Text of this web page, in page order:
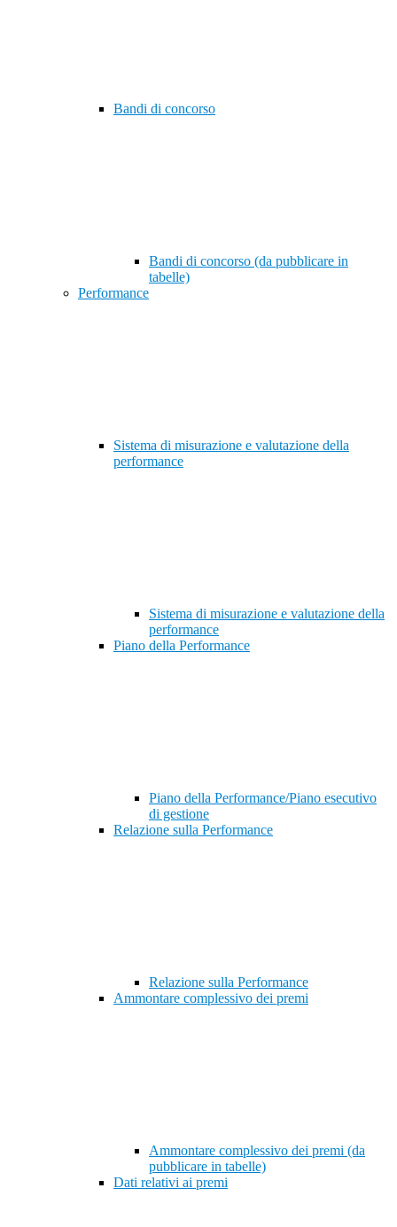
Bandi di concorso
Bandi di concorso (da pubblicare in
tabelle)
Performance
Sistema di misurazione e valutazione della
performance
Sistema di misurazione e valutazione della
performance
Piano della Performance
Piano della Performance/Piano esecutivo
di gestione
Relazione sulla Performance
Relazione sulla Performance
Ammontare complessivo dei premi
Ammontare complessivo dei premi (da
pubblicare in tabelle)
Dati relativi ai premi